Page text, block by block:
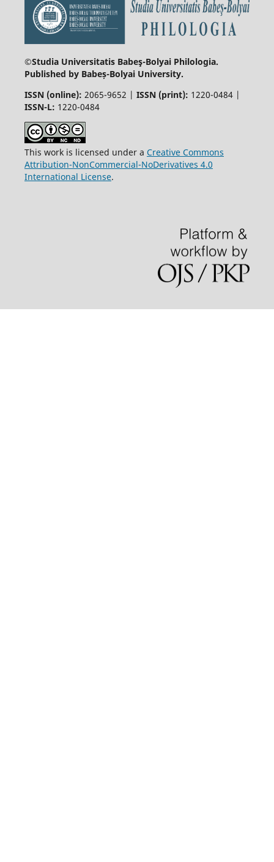
©Studia Universitatis Babeş-Bolyai Philologia.
Published by Babeș-Bolyai University.
ISSN (online): 2065-9652 | ISSN (print): 1220-0484 |
ISSN-L: 1220-0484
This work is licensed under a Creative Commons
Attribution-NonCommercial-NoDerivatives 4.0
International License.